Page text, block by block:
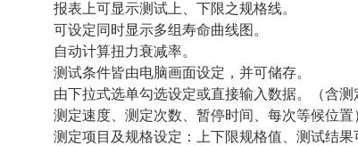
报表上可显示测试上、下限之规格线。
可设定同时显示多组寿命曲线图。
自动计算扭力衰减率。
测试条件皆由电脑画面设定，并可储存。
由下拉式选单勾选设定或直接输入数据。（含
测定速度、测定次数、暂停时间、每次等候位置
测定项目及规格设定：上下限规格值、测试结果